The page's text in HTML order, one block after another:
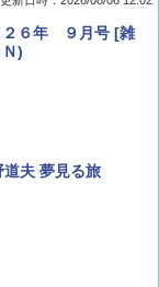
６年 ９月号 [雑
)
夫 夢見る旅